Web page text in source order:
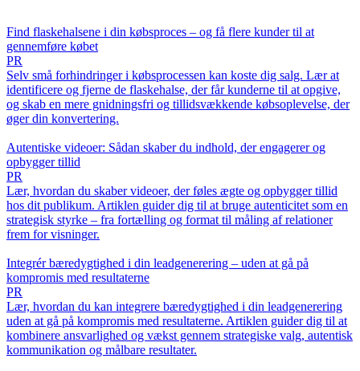
Find flaskehalsene i din købsproces – og få flere kunder til at
gennemføre købet
PR
Selv små forhindringer i købsprocessen kan koste dig salg. Lær at
identificere og fjerne de flaskehalse, der får kunderne til at opgive,
og skab en mere gnidningsfri og tillidsvækkende købsoplevelse, der
øger din konvertering.
Autentiske videoer: Sådan skaber du indhold, der engagerer og
opbygger tillid
PR
Lær, hvordan du skaber videoer, der føles ægte og opbygger tillid
hos dit publikum. Artiklen guider dig til at bruge autenticitet som en
strategisk styrke – fra fortælling og format til måling af relationer
frem for visninger.
Integrér bæredygtighed i din leadgenerering – uden at gå på
kompromis med resultaterne
PR
Lær, hvordan du kan integrere bæredygtighed i din leadgenerering
uden at gå på kompromis med resultaterne. Artiklen guider dig til at
kombinere ansvarlighed og vækst gennem strategiske valg, autentisk
kommunikation og målbare resultater.